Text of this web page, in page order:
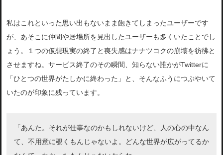
私はこれといった思い出もないまま飽きてしまったユーザーです
が、あそこに仲間や居場所を見出したユーザーも多くいたことでし
ょう。１つの仮想現実の終了と喪失感はナナツコクの崩壊を彷彿と
させますね。サービス終了のその瞬間、知らない誰かがTwitterに
「ひとつの世界がたしかに終わった」と、そんなふうにつぶやいて
いたのが印象に残っています。
「あんた。それが仕事なのかもしれないけど、人の心の中なん
て、不用意に覗くもんじゃないよ。どんな世界が広がってるか